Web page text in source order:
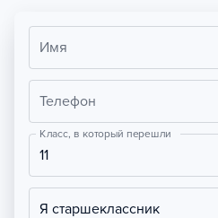
Имя
Телефон
Класс, в который перешли
11
Я старшеклассник